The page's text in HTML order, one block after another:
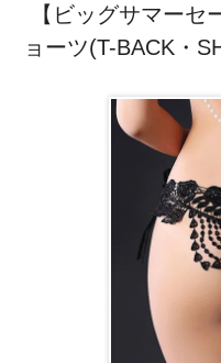
【ビッグサマー
ョーツ(T-BACK・